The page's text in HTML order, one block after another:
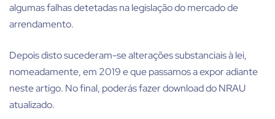
algumas falhas detetadas na legislação do mercado de
arrendamento.
Depois disto sucederam-se alterações substanciais à lei,
nomeadamente, em 2019 e que passamos a expor adiante
neste artigo. No final, poderás fazer download do NRAU
atualizado.